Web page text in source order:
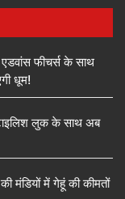
फीचर्स के साथ
धूम!
लुक के साथ अब
में गेहूं की कीमतों